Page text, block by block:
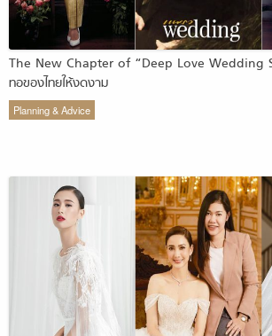
The New Chapter of “Deep Love Wedding
ทอของไทยให้งดงาม
Planning & Advice